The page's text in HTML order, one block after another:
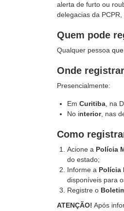
alerta de furto ou
delegacias da
Quem pode
Qualquer pessoa
Onde registrar
Presencialmente:
EmCuritiba , na
No interior, nas
Como
Acione a Polícia
do estado;
Informe a Polícia
disponíveis para
Registre o
ATENÇÃO! Após